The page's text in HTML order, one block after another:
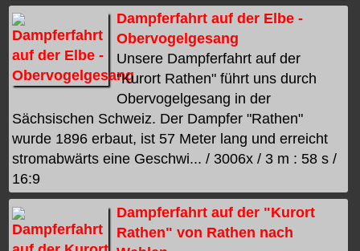
Dampferfahrt auf der Elbe -
Obervogelgesang
Unsere Dampferfahrt auf der
"Kurort Rathen" führt uns durch
Obervogelgesang in der
Sächsischen Schweiz. Der Dampfer "Rathen"
wurde 1896 erbaut, ist 57 Meter lang und erreicht
stromabwärts eine Geschwi... / 3006x / 3 m : 58 s /
16:9
Dampferfahrt auf der "Kurort
Rathen" von Rathen nach